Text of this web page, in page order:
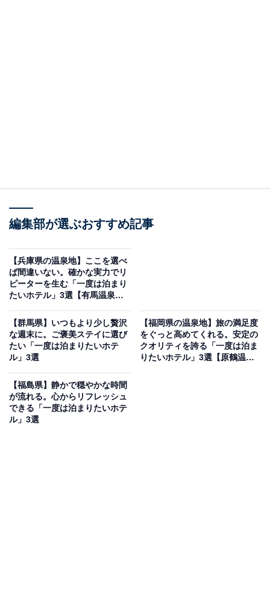
より）
土湯温泉 ホテル山水荘は、吾妻連峰の麓に位置し、荒川
のダイナミックな滝を間近に望む絶景の宿です。名湯・
土湯温泉を堪能できる「瀧の湯」や「太子の湯」など多
彩な湯殿を完備。食事はオープンキッチンレストラン
「信達」での出来立て料理や、地元の旬材を活かした会
編集部が選ぶおすすめ記事
【兵庫県の温泉地】ここを選べ
ば間違いない。確かな実力でリ
ピーターを生む「一度は泊まり
たいホテル」3選【有馬温泉・
【群馬県】いつもより少し贅沢
な週末に。ご褒美ステイに選び
たい「一度は泊まりたいホテ
ル」3選
【福岡県の温泉地】旅の満足度
をぐっと高めてくれる。安定の
クオリティを誇る「一度は泊ま
りたいホテル」3選【原鶴温
【福島県】静かで穏やかな時間
が流れる。心からリフレッシュ
できる「一度は泊まりたいホテ
ル」3選